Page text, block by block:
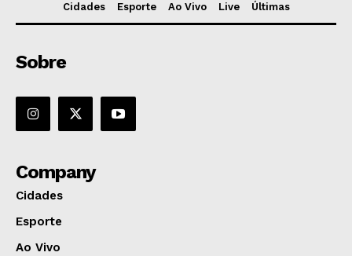
Cidades Esporte Ao Vivo Live Últimas
Sobre
Company
Cidades
Esporte
Ao Vivo